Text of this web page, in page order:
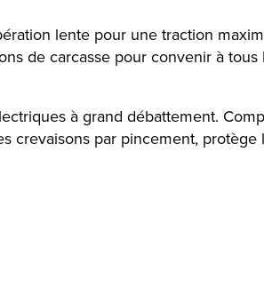
lente pour une traction
de carcasse pour convenir à tous
à grand débattement.
crevaisons par pincement,